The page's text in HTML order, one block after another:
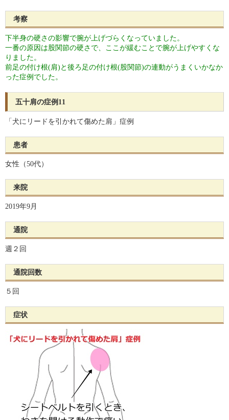
考察
下半身の硬さの影響で腕が上げづらくなっていました。
一番の原因は股関節の硬さで、ここが緩むことで腕が上げやすくな
りました。
前足の付け根(肩)と後ろ足の付け根(股関節)の連動がうまくいかなか
った症例でした。
五十肩の症例11
「犬にリードを引かれて傷めた肩」症例
患者
女性（50代）
来院
2019年9月
通院
週２回
通院回数
５回
症状